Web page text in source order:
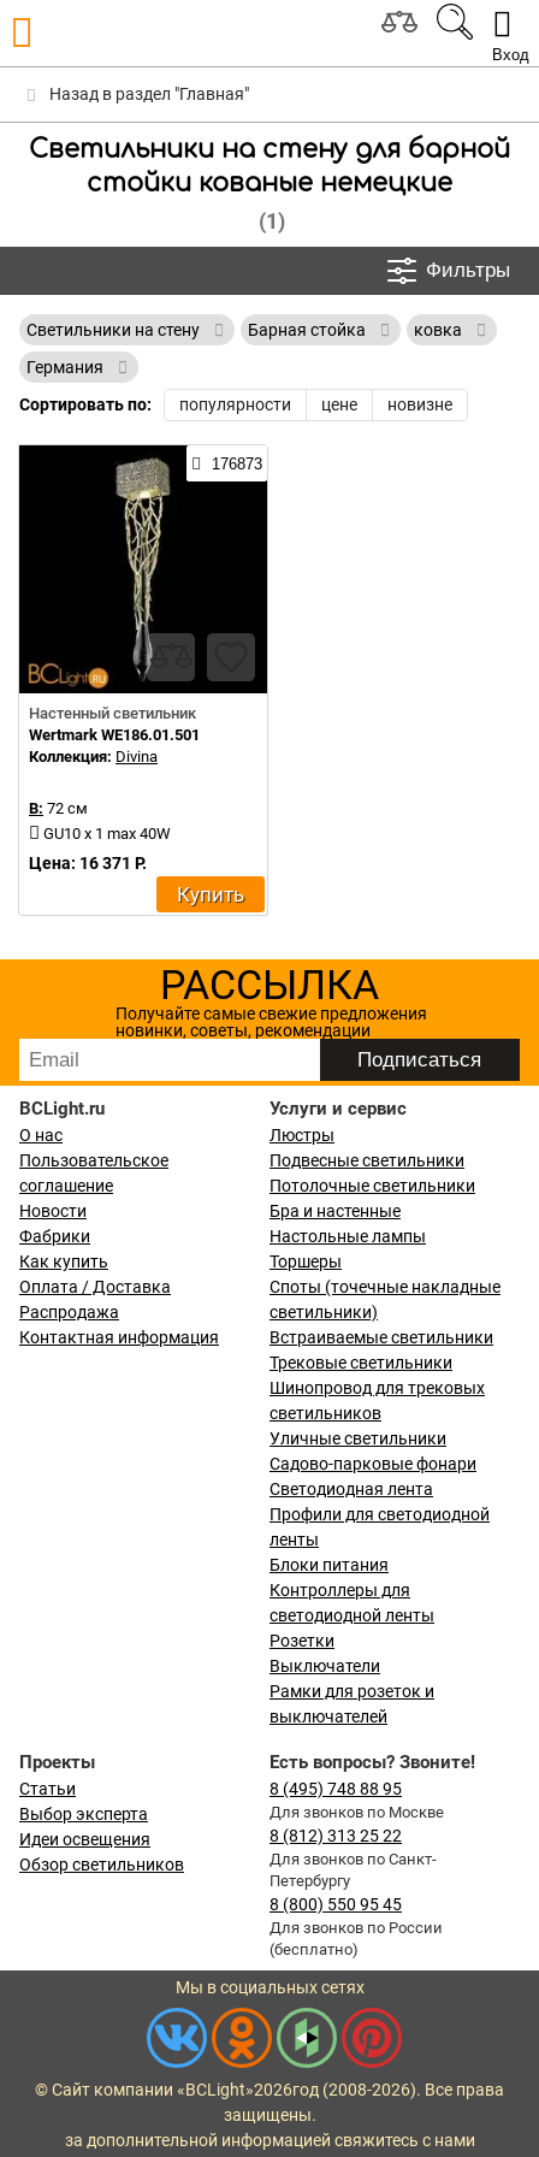
Вход
Назад в раздел "Главная"
Светильники на стену для барной
стойки кованые немецкие
(1)
Фильтры
Светильники на стену Барная стойка
ковка
Германия
Сортировать по:
популярности цене новизне
176873
Настенный светильник
Wertmark WE186.01.501
Коллекция: Divina
В: 72 см
GU10 x 1 max 40W
Цена: 16 371 Р.
Купить
РАССЫЛКА
Получайте самые свежие предложения
новинки, советы, рекомендации
BCLight.ru
О нас
Пользовательское
соглашение
Новости
Фабрики
Как купить
Оплата / Доставка
Распродажа
Контактная информация
Услуги и сервис
Люстры
Подвесные светильники
Потолочные светильники
Бра и настенные
Настольные лампы
Торшеры
Споты (точечные накладные
светильники)
Встраиваемые светильники
Трековые светильники
Шинопровод для трековых
светильников
Уличные светильники
Садово-парковые фонари
Светодиодная лента
Профили для светодиодной
ленты
Блоки питания
Контроллеры для
светодиодной ленты
Розетки
Выключатели
Рамки для розеток и
выключателей
Проекты
Статьи
Выбор эксперта
Идеи освещения
Обзор светильников
Есть вопросы? Звоните!
8 (495) 748 88 95
Для звонков по Москве
8 (812) 313 25 22
Для звонков по Санкт-
Петербургу
8 (800) 550 95 45
Для звонков по России
(бесплатно)
Мы в социальных сетях
© Сайт компании «BCLight»2026год (2008-2026). Все права
защищены.
за дополнительной информацией свяжитесь с нами